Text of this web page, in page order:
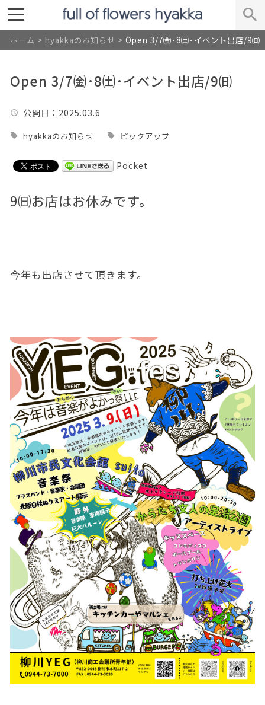
ホーム > hyakkaのお知らせ > Open 3/7㈮･8㈯･イベント出店/9㈰
Open 3/7㈮･8㈯･イベント出店/9㈰
公開日 ：2025.03.6
hyakkaのお知らせ ピックアップ
Pocket
9㈰お店はお休みです。
今年も出店させて頂きます。